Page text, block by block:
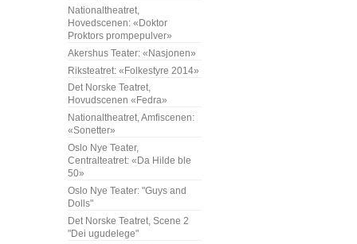
Nationaltheatret,
Hovedscenen: «Doktor
Proktors prompepulver»
Akershus Teater: «Nasjonen»
Riksteatret: «Folkestyre 2014»
Det Norske Teatret,
Hovudscenen «Fedra»
Nationaltheatret, Amfiscenen:
«Sonetter»
Oslo Nye Teater,
Centralteatret: «Da Hilde ble
50»
Oslo Nye Teater: "Guys and
Dolls"
Det Norske Teatret, Scene 2
"Dei ugudelege"